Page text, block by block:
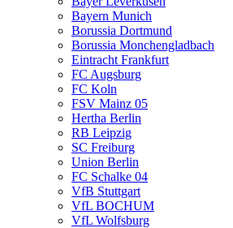
Bayern Munich
Borussia Dortmund
Borussia Monchengladbach
Eintracht Frankfurt
FC Augsburg
FC Koln
FSV Mainz 05
Hertha Berlin
RB Leipzig
SC Freiburg
Union Berlin
FC Schalke 04
VfB Stuttgart
VfL BOCHUM
VfL Wolfsburg